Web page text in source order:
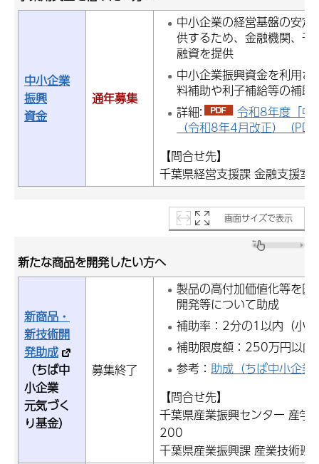
中小企業
振興
資金
通年募集
中小企業の経営基盤の安
供するため、金融機関、
融資を提供
中小企業振興資金を利用
料補助や利子補給等の補助
詳細:
令和8年度「中
（令和8年4月改正）（
【問合せ先】
千葉県経営支援課 金融支援
画面サイズで表示
新たな商品を開発したい方へ
新商品・
新技術開
発助成
（ちば中
小企業
元気づく
り基金）
募集終了
製品の高付加価値化等を
開発等について助成
補助率：2分の1以内（小
補助限度額：250万円以内
参考：助成（ちば中小企業
【問合せ先】
千葉県産業振興センター 産
200
千葉県産業振興課 産業技術